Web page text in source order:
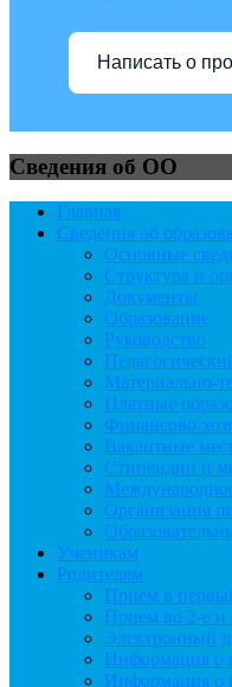
Написать о
Сведения об ОО
Главная
Сведения об
Основные
Структура и
Документы
Образование
Руководство
Материально-
Платные
Финансово-
Вакантные
Стипендии и
Организация
Ученикам
Родителям
Прием в
Прием во 2-е и
Электронный
Информация о
Информация о